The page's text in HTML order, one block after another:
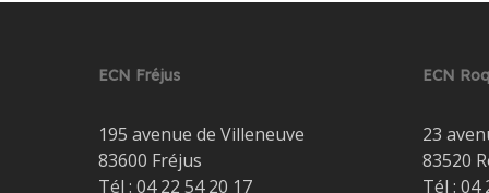
ECN Fréjus
195 avenue de Villeneuve
83600 Fréjus
Tél : 04 22 54 20 17
ECN
23
83520
Tél : 04